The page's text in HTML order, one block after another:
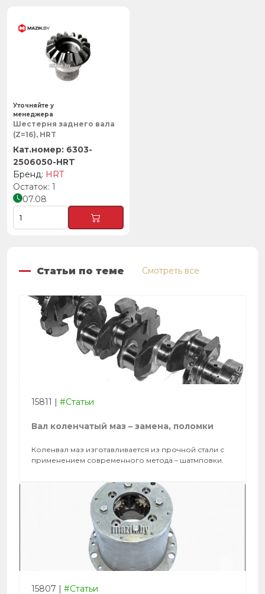
Шестерня заднего вала
(Z=16), HRT
6303-
2506050-HRT
HRT
1
07.08
Уточняйте у
менеджера
Статьи по теме Смотреть все
15811 | #Статьи
Вал коленчатый маз – замена, поломки
Коленвал маз изготавливается из прочной стали с
применением современного метода – шатмповки.
15807 | #Статьи